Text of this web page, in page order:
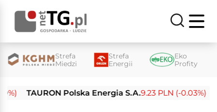
Strefa
Miedzi
Strefa
Energii
Eko
Profity
TAURON Polska Energia S.A. 9.23 PLN (-0.03%)